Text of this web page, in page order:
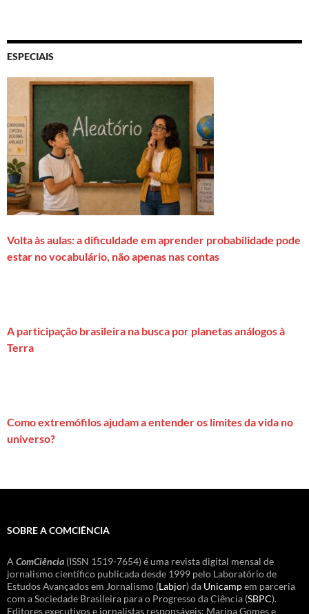
ESPECIAIS
Volta às aulas: a dificuldade em aprender probabilidade pode
estar no vocabulário, não apenas nas contas
A participação brasileira na busca por planetas análogos à
Terra
Como extremófilos ajudam a entender os limites da vida no
universo?
SOBRE A COMCIÊNCIA
A ComCiência (ISSN 1519-7654) é uma revista digital mensal de
jornalismo científico publicada desde 1999 pelo Laboratório de
Estudos Avançados em Jornalismo (Labjor) da Unicampem parceria
com a Sociedade Brasileira para o Progresso da Ciência (SBPC).
Editores executivos e jornalistas responsáveis: Marina Gomes e